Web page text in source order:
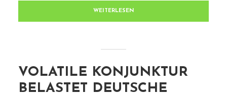
WEITERLESEN
VOLATILE KONJUNKTUR
BELASTET DEUTSCHE